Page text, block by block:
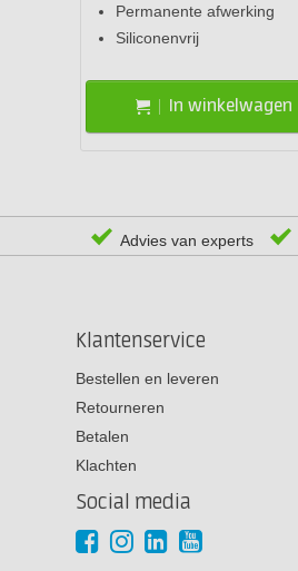
Permanente afwerking
Siliconenvrij
In winkelwagen
Advies van experts
Klantenservice
Bestellen en leveren
Retourneren
Betalen
Klachten
Social media